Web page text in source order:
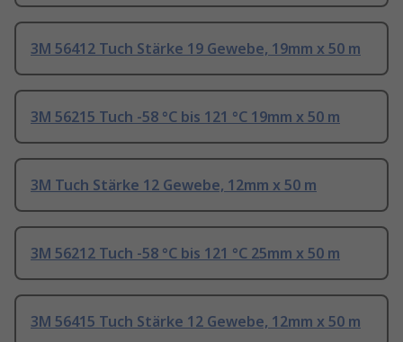
3M 56412 Tuch Stärke 19 Gewebe, 19mm x 50 m
3M 56215 Tuch -58 °C bis 121 °C 19mm x 50 m
3M Tuch Stärke 12 Gewebe, 12mm x 50 m
3M 56212 Tuch -58 °C bis 121 °C 25mm x 50 m
3M 56415 Tuch Stärke 12 Gewebe, 12mm x 50 m